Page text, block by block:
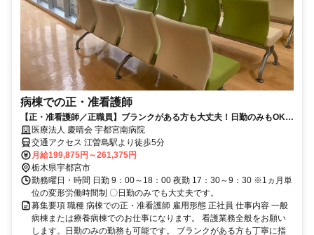
病棟での正・准看護師
【正・准看護師／正職員】ブランクがある方も大丈夫！日勤のみもOKで
す。医療法人 慶晴会 宇都宮南病院
交通アクセス 江曽島駅より徒歩5分
月給199,875円～261,375円
栃木県宇都宮市
勤務曜日・時間 日勤 9：00～18：00 夜勤 17：30～9：30 ※1ヵ月単
位の変形労働時間制 〇日勤のみでも大丈夫です。
募集要項 職種 病棟での正・准看護師 雇用形態 正社員 仕事内容 一般
病棟または療養病棟でのお仕事になります。 看護業務全般をお願い
します。日勤のみの勤務も可能です。 ブランクがある方も丁寧に指